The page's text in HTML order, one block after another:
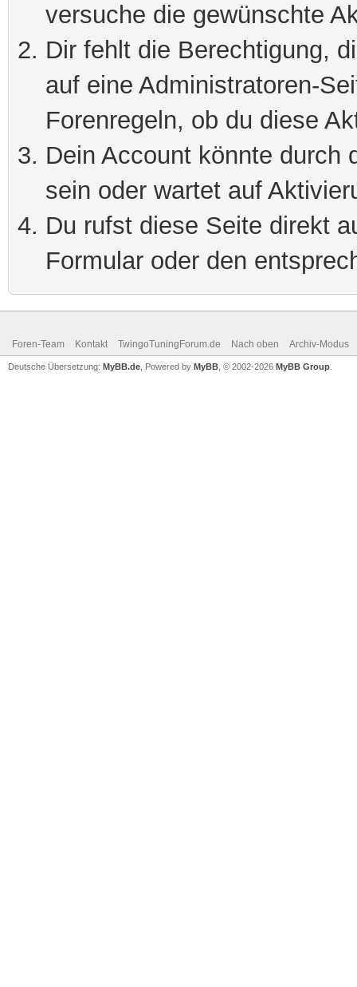
versuche die gewünschte
Dir fehlt die Berechtigung,
auf eine Administratoren-
Forenregeln, ob du diese
Dein Account könnte durch
sein oder wartet auf
Du rufst diese Seite direkt
Formular oder den
Foren-Team Kontakt TwingoTuningForum.de Nach oben Archiv-Modus
Deutsche Übersetzung: MyBB.de , Powered by MyBB , © 2002-2026 MyBB Group